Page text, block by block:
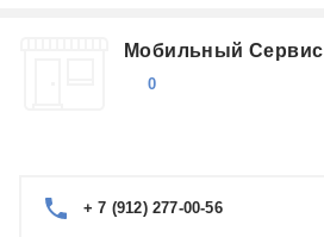
Мобильный Сервис
0
+ 7 (912) 277-00-56